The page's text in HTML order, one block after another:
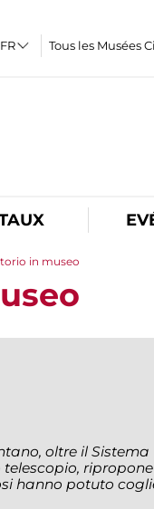
Tous les Musées
in museo
oltre il Sistema
telescopio, ripropone
hanno potuto